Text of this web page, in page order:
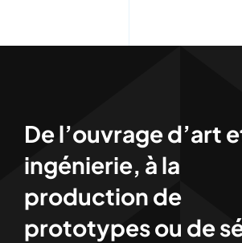
De l’ouvrage d’art
ingénierie, à la
production de
prototypes ou de